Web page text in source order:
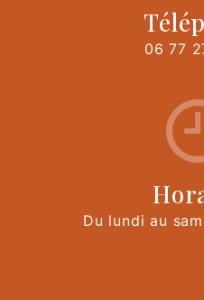
06 77
Du lundi au